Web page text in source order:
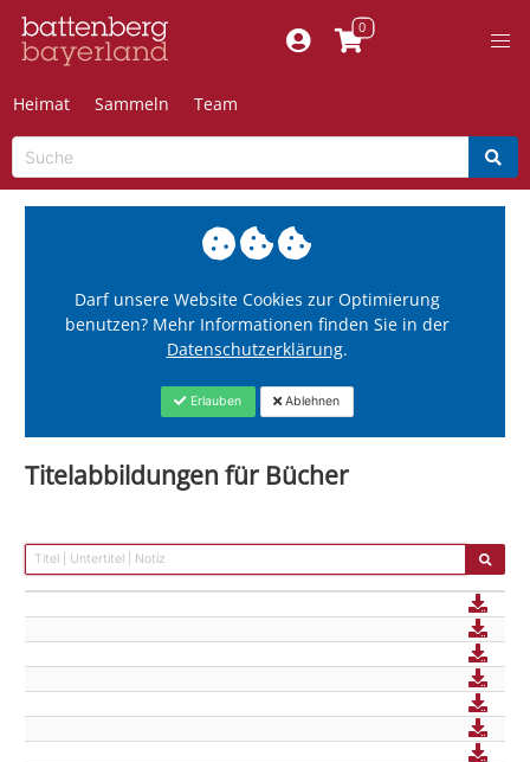
Heimat Sammeln Team
Darf unsere Website Cookies zur Optimierung
benutzen? Mehr Informationen finden Sie in der
Datenschutzerklärung.
Erlauben Ablehnen
Titelabbildungen für Bücher